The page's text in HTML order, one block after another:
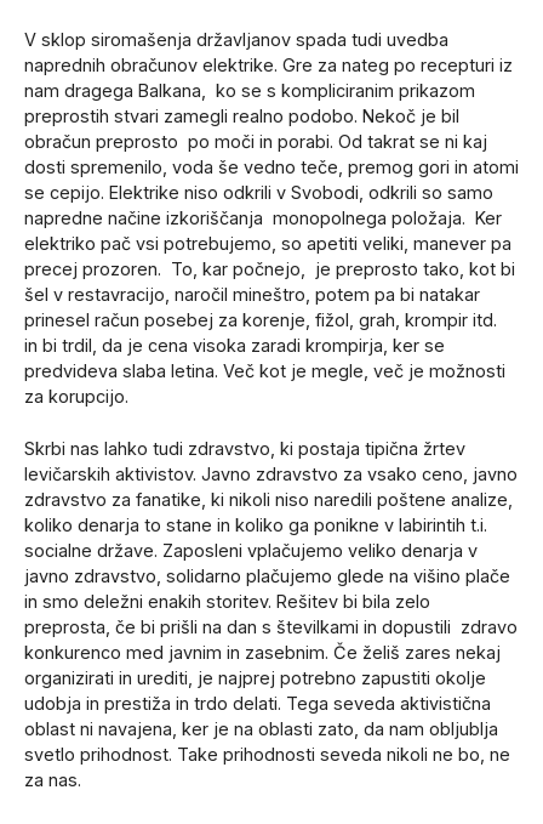
V sklop siromašenja državljanov spada tudi uvedba
naprednih obračunov elektrike. Gre za nateg po recepturi iz
nam dragega Balkana, ko se s kompliciranim prikazom
preprostih stvari zamegli realno podobo. Nekoč je bil
obračun preprosto po moči in porabi. Od takrat se ni kaj
dosti spremenilo, voda še vedno teče, premog gori in atomi
se cepijo. Elektrike niso odkrili v Svobodi, odkrili so samo
napredne načine izkoriščanja monopolnega položaja. Ker
elektriko pač vsi potrebujemo, so apetiti veliki, manever pa
precej prozoren. To, kar počnejo, je preprosto tako, kot bi
šel v restavracijo, naročil mineštro, potem pa bi natakar
prinesel račun posebej za korenje, fižol, grah, krompir itd.
in bi trdil, da je cena visoka zaradi krompirja, ker se
predvideva slaba letina. Več kot je megle, več je možnosti
za korupcijo.
Skrbi nas lahko tudi zdravstvo, ki postaja tipična žrtev
levičarskih aktivistov. Javno zdravstvo za vsako ceno, javno
zdravstvo za fanatike, ki nikoli niso naredili poštene analize,
koliko denarja to stane in koliko ga ponikne v labirintih t.i.
socialne države. Zaposleni vplačujemo veliko denarja v
javno zdravstvo, solidarno plačujemo glede na višino plače
in smo deležni enakih storitev. Rešitev bi bila zelo
preprosta, če bi prišli na dan s številkami in dopustili zdravo
konkurenco med javnim in zasebnim. Če želiš zares nekaj
organizirati in urediti, je najprej potrebno zapustiti okolje
udobja in prestiža in trdo delati. Tega seveda aktivistična
oblast ni navajena, ker je na oblasti zato, da nam obljublja
svetlo prihodnost. Take prihodnosti seveda nikoli ne bo, ne
za nas.